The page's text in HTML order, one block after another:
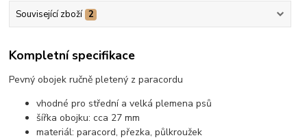
Související zboží 2
Kompletní specifikace
Pevný obojek ručně pletený z paracordu
vhodné pro střední a velká plemena psů
šířka obojku: cca 27 mm
materiál: paracord, přezka, půlkroužek